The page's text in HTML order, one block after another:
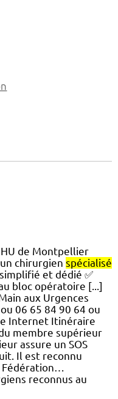
de Montpellier
chirurgien spécialisé
et dédié ✅
bloc opératoire [...]
aux Urgences
06 65 84 90 64 ou
Internet Itinéraire
membre supérieur
assure un SOS
Il est reconnu
Fédération…
reconnus au